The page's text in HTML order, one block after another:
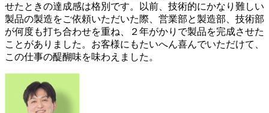
せたときの達成感は格別です。以前、技術的にかなり難しい
製品の製造をご依頼いただいた際、営業部と製造部、技術部
が何度も打ち合わせを重ね、２年がかりで製品を完成させた
ことがありました。お客様にもたいへん喜んでいただけて、
この仕事の醍醐味を味わえました。